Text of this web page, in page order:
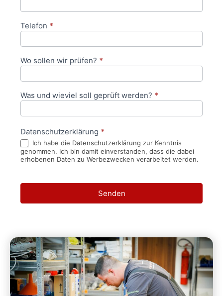
Telefon *
Wo sollen wir prüfen? *
Was und wieviel soll geprüft werden? *
Datenschutzerklärung *
Ich habe die Datenschutzerklärung zur Kenntnis
genommen. Ich bin damit einverstanden, dass die dabei
erhobenen Daten zu Werbezwecken verarbeitet werden.
Senden